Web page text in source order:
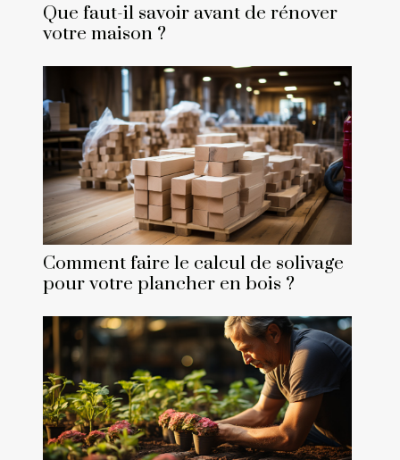
Que faut-il savoir avant de rénover
votre maison ?
Comment faire le calcul de solivage
pour votre plancher en bois ?